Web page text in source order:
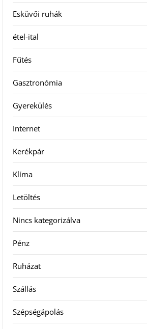
Esküvői ruhák
étel-ital
Fűtés
Gasztronómia
Gyerekülés
Internet
Kerékpár
Klíma
Letöltés
Nincs kategorizálva
Pénz
Ruházat
Szállás
Szépségápolás